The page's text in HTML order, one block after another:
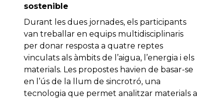
sostenible
Durant les dues jornades, els participants
van treballar en equips multidisciplinaris
per donar resposta a quatre reptes
vinculats als àmbits de l’aigua, l’energia i els
materials. Les propostes havien de basar-se
en l’ús de la llum de sincrotró, una
tecnologia que permet analitzar materials a